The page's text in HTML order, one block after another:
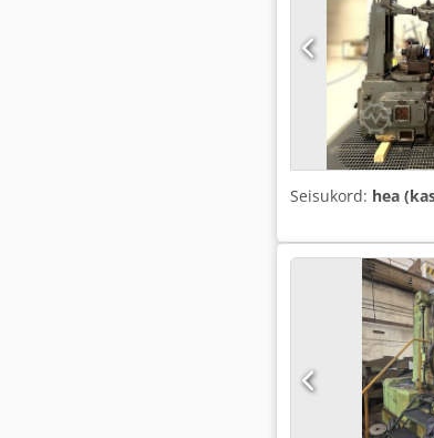
Seisukord: hea